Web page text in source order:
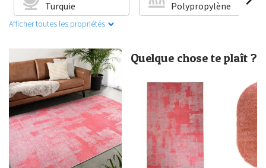
Turquie
Polypropylène
Afficher toutes les propriétés
Quelque chose te plaît ?